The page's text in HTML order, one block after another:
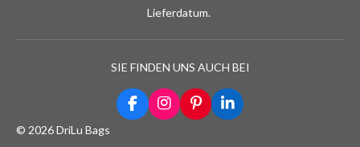
Lieferdatum.
SIE FINDEN UNS AUCH BEI
F
a
I
n
P
i
L
i
© 2026 DriLu Bags